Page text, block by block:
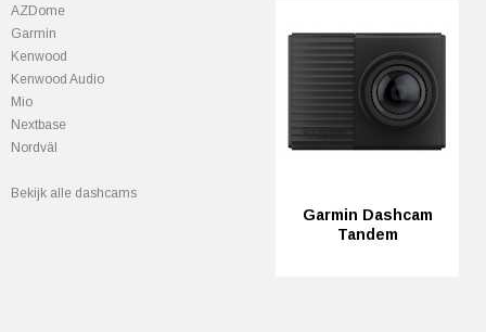
AZDome
Garmin
Kenwood
Kenwood Audio
Mio
Nextbase
Nordväl
Bekijk alle dashcams
Garmin Dashcam
Tandem